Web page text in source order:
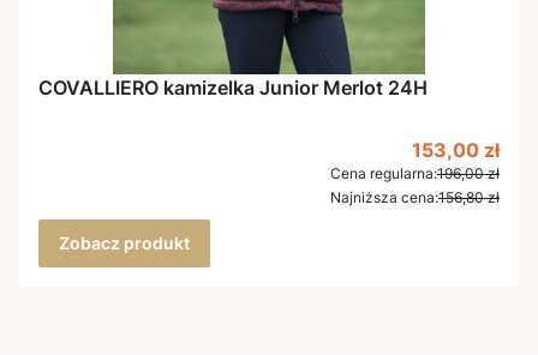
COVALLIERO kamizelka Junior Merlot 24H
Cena
153,00 zł
Cena regularna:196,00 zł
Najniższa cena:156,80 zł
Zobacz produkt